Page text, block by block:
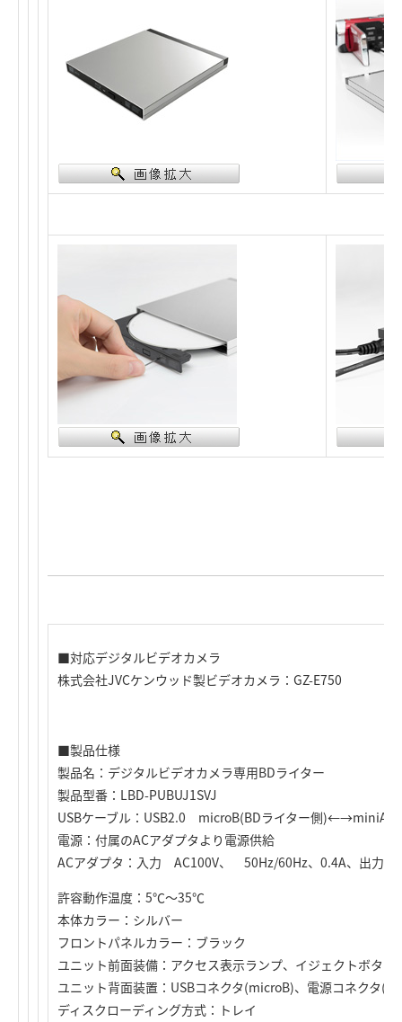
■対応デジタルビデオカメラ
株式会社JVCケンウッド製ビデオカメラ：GZ-E750
■製品仕様
製品名：デジタルビデオカメラ専用BDライター
製品型番：LBD-PUBUJ1SVJ
USBケーブル：USB2.0 microB(BDライター側)←→miniA(
電源：付属のACアダプタより電源供給
ACアダプタ：入力 AC100V、 50Hz/60Hz、0.4A、出力
許容動作温度：5℃～35℃
本体カラー：シルバー
フロントパネルカラー：ブラック
ユニット前面装備：アクセス表示ランプ、イジェクトボタン
ユニット背面装置：USBコネクタ(microB)、電源コネクタ(
ディスクローディング方式：トレイ